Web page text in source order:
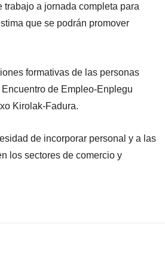
trabajo a jornada completa para
que se podrán promover
formativas de las personas
de Empleo-Enplegu
Kirolak-Fadura.
de incorporar personal y a las
los sectores de comercio y